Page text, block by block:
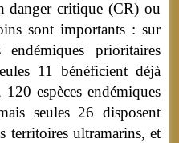
danger critique (CR) ou
sont importants : sur
prioritaires
11 bénéficient déjà
espèces endémiques
seules 26 disposent
territoires ultramarins, et